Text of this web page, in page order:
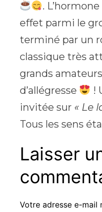
.
effet parmi le
terminé par un
classique très
grands
d’allégresse
!
invitée sur « Le
Tous les sens
Laisser
Votre adresse e-mail